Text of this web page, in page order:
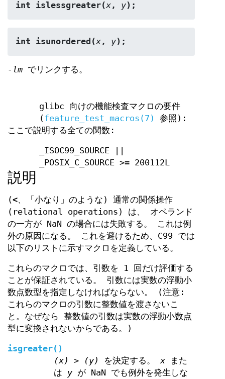
int islessgreater(x, y);
int isunordered(x, y);
-lm でリンクする。
glibc 向けの機能検査マクロの要件
(feature_test_macros(7)
参照):
ここで説明する全ての関数:
_ISOC99_SOURCE ||
_POSIX_C_SOURCE >= 200112L
説明
(<、「小なり」のような) 通常の関係操作
(relational operations) は、 オペランド
の一方が NaN の場合には失敗する。 これは例
外の原因になる。 これを避けるため、C99 では
以下のリストに示すマクロを定義している。
これらのマクロでは、引数を 1 回だけ評価する
ことが保証されている。 引数には実数の浮動小
数点数型を指定しなければならない。 (注意:
これらのマクロの引数に整数値を渡さないこ
と。なぜなら 整数値の引数は実数の浮動小数点
型に変換されないからである。)
isgreater()
(x) > (y)
を決定する。 xまた
は yが NaN でも例外を発生しな